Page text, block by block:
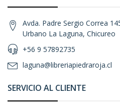
Avda. Padre Sergio Correa
Urbano La Laguna, Chicureo
+56 9 57892735
laguna@libreriapiedraroja.cl
SERVICIO AL CLIENTE